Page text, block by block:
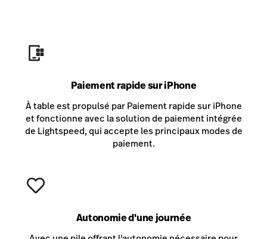
Paiement rapide sur iPhone
À table est propulsé par Paiement rapide sur iPhone
et fonctionne avec la solution de paiement intégrée
de Lightspeed, qui accepte les principaux modes de
paiement.
Autonomie d'une journée